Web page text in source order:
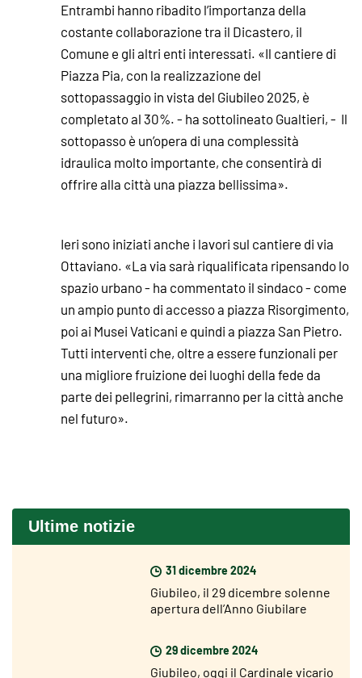
Entrambi hanno ribadito l’importanza della
costante collaborazione tra il Dicastero, il
Comune e gli altri enti interessati. «Il cantiere di
Piazza Pia, con la realizzazione del
sottopassaggio in vista del Giubileo 2025, è
completato al 30%. - ha sottolineato Gualtieri, - Il
sottopasso è un’opera di una complessità
idraulica molto importante, che consentirà di
offrire alla città una piazza bellissima».
Ieri sono iniziati anche i lavori sul cantiere di via
Ottaviano. «La via sarà riqualificata ripensando lo
spazio urbano - ha commentato il sindaco - come
un ampio punto di accesso a piazza Risorgimento,
poi ai Musei Vaticani e quindi a piazza San Pietro.
Tutti interventi che, oltre a essere funzionali per
una migliore fruizione dei luoghi della fede da
parte dei pellegrini, rimarranno per la città anche
nel futuro».
Ultime notizie
31 dicembre 2024
Giubileo, il 29 dicembre solenne
apertura dell’Anno Giubilare
29 dicembre 2024
Giubileo, oggi il Cardinale vicario